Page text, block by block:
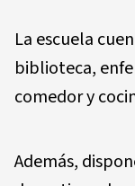
La escuela
biblioteca,
comedor y
Además,